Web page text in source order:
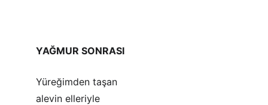
YAĞMUR SONRASI
Yüreğimden taşan
alevin elleriyle